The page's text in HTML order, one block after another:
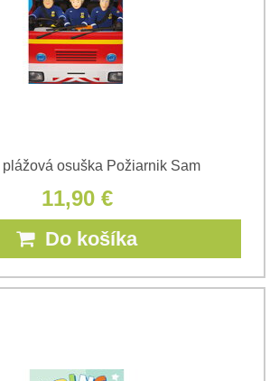
plážová osuška Požiarnik Sam
11,90 €
Do košíka